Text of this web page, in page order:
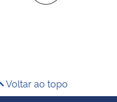
Voltar ao topo